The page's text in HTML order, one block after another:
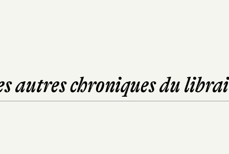
autres chroniques du